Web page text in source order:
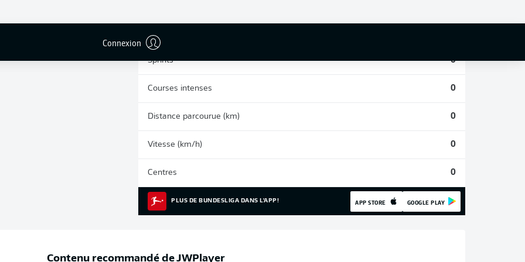
Connexion
Sprints 0
Courses intenses 0
Distance parcourue (km) 0
Vitesse (km/h) 0
Centres 0
PLUS DE BUNDESLIGA DANS L'APP! APP STORE GOOGLE PLAY
Contenu recommandé deJWPlayer